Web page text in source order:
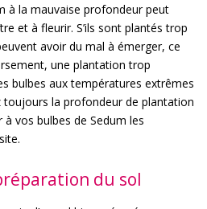
à la mauvaise profondeur peut
et à fleurir. S’ils sont plantés trop
avoir du mal à émerger, ce
une plantation trop
bulbes aux températures extrêmes
toujours la profondeur de plantation
vos bulbes de Sedum les
du sol